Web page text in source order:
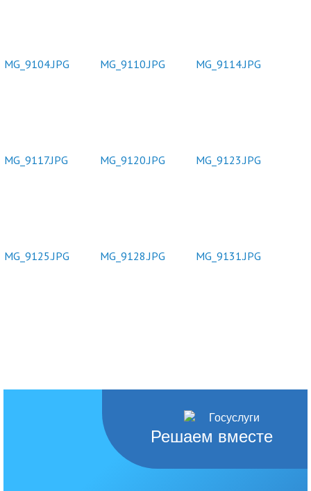
Решаем вместе